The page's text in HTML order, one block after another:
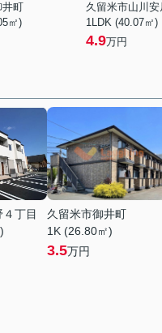
井町
㎡)
1LDK (40.07㎡)
4.9万円
丁目
久留米市御井町
1K (26.80㎡)
3.5万円